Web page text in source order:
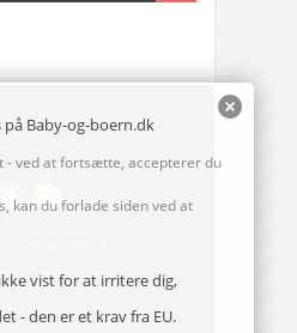
mail til redaktionen
Baby-og-boern.dk
- ved at fortsætte, accepterer du
kan du forlade siden ved at
vist for at irritere dig,
- den er et krav fra EU.